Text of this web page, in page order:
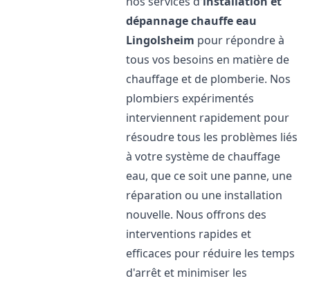
dépannage chauffe eau
Lingolsheim pour répondre à
tous vos besoins en matière de
chauffage et de plomberie. Nos
plombiers expérimentés
interviennent rapidement pour
résoudre tous les problèmes liés
à votre système de chauffage
eau, que ce soit une panne, une
réparation ou une installation
nouvelle. Nous offrons des
interventions rapides et
efficaces pour réduire les temps
d'arrêt et minimiser les